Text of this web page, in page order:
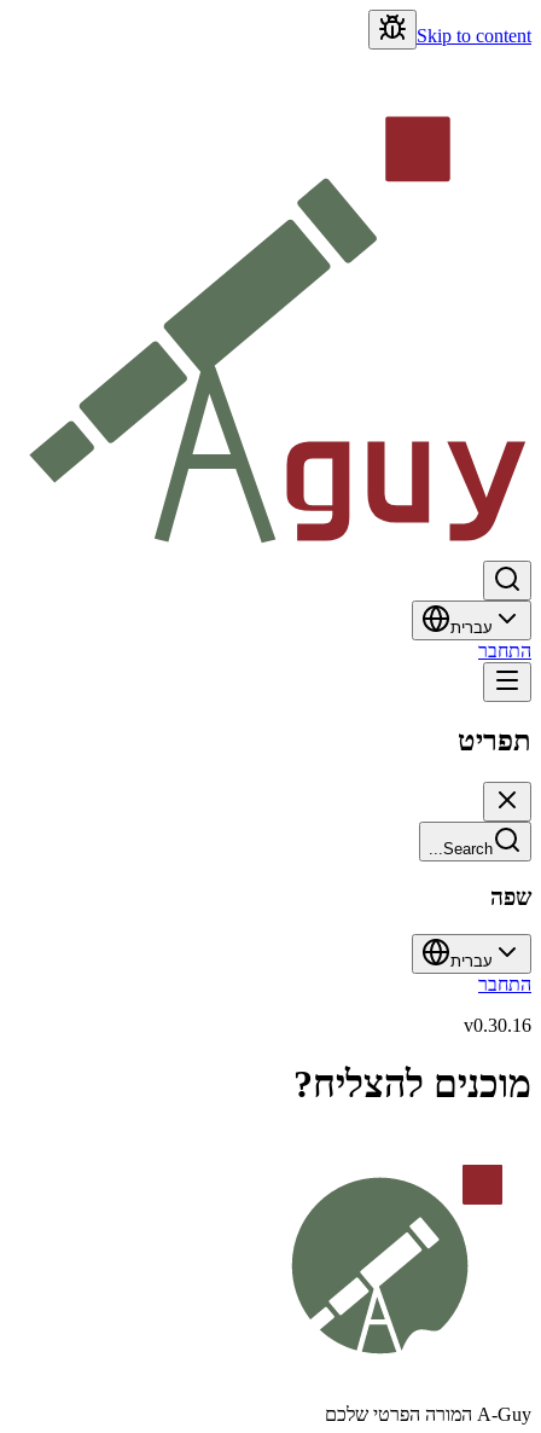
Skip to content
עברית
התחבר
תפריט
Search...
שפה
עברית
התחבר
v0.30.16
מוכנים להצליח?
A-Guy המורה הפרטי שלכם